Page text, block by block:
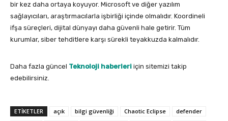
bir kez daha ortaya koyuyor. Microsoft ve diğer yazılım
sağlayıcıları, araştırmacılarla işbirliği içinde olmalıdır. Koordineli
ifşa süreçleri, dijital dünyayı daha güvenli hale getirir. Tüm
kurumlar, siber tehditlere karşı sürekli teyakkuzda kalmalıdır.
Daha fazla güncel Teknoloji haberleri için sitemizi takip
edebilirsiniz.
ETIKETLER açık bilgi güvenliği Chaotic Eclipse
defender